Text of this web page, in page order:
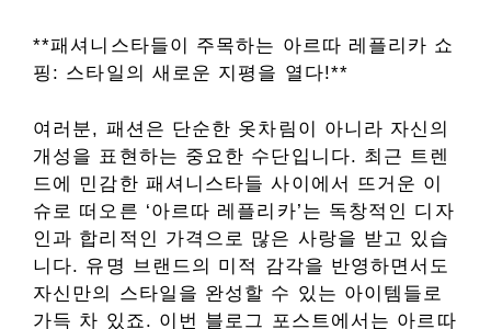
**패셔니스타들이 주목하는 아르따 레플리카 쇼
핑: 스타일의 새로운 지평을 열다!**
여러분, 패션은 단순한 옷차림이 아니라 자신의
개성을 표현하는 중요한 수단입니다. 최근 트렌
드에 민감한 패셔니스타들 사이에서 뜨거운 이
슈로 떠오른 ‘아르따 레플리카’는 독창적인 디자
인과 합리적인 가격으로 많은 사랑을 받고 있습
니다. 유명 브랜드의 미적 감각을 반영하면서도
자신만의 스타일을 완성할 수 있는 아이템들로
가득 차 있죠. 이번 블로그 포스트에서는 아르따